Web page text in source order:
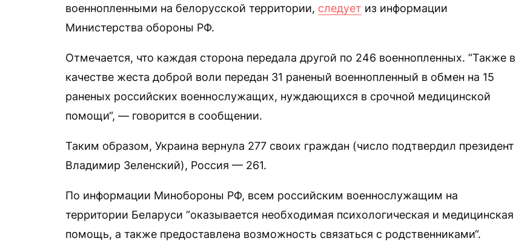
военнопленными на белорусской территории, следует из информации
Министерства обороны РФ.
Отмечается, что каждая сторона передала другой по 246 военнопленных. “Также в
качестве жеста доброй воли передан 31 раненый военнопленный в обмен на 15
раненых российских военнослужащих, нуждающихся в срочной медицинской
помощи“, — говорится в сообщении.
Таким образом, Украина вернула 277 своих граждан (число подтвердил президент
Владимир Зеленский), Россия — 261.
По информации Минобороны РФ, всем российским военнослужащим на
территории Беларуси “оказывается необходимая психологическая и медицинская
помощь, а также предоставлена возможность связаться с родственниками“.